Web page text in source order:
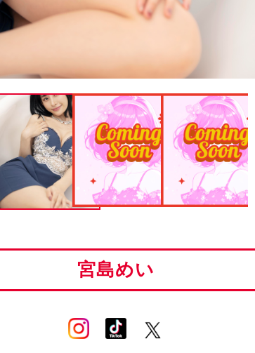
宮島めい